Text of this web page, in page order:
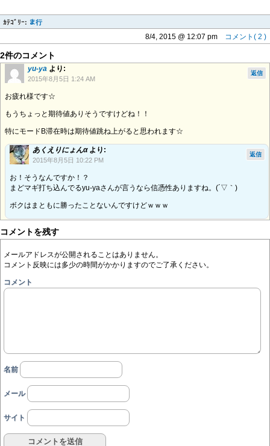
ｶﾃｺﾞﾘｰ: ま行
8/4, 2015 @ 12:07 pm コメント( 2 )
2件のコメント
yu-ya より:
2015年8月5日 1:24 AM
お疲れ様です☆
もうちょっと期待値ありそうですけどね！！
特にモードB滞在時は期待値跳ね上がると思われます☆
返信
あくえりにょんα より:
2015年8月5日 10:22 PM
お！そうなんですか！？
まどマギ打ち込んでるyu-yaさんが言うなら信憑性ありますね。(´▽｀)
ボクはまともに勝ったことないんですけどｗｗｗ
返信
コメントを残す
メールアドレスが公開されることはありません。
コメント反映には多少の時間がかかりますのでご了承ください。
コメント
名前
メール
サイト